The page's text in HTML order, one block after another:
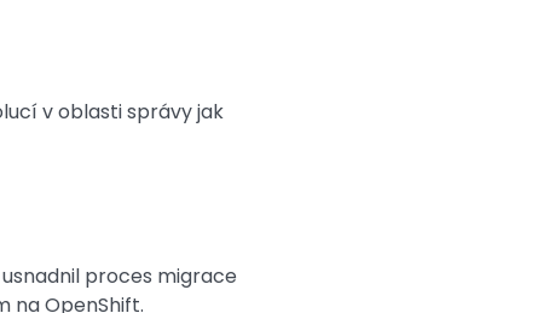
v oblasti správy jak
proces migrace
na OpenShift.